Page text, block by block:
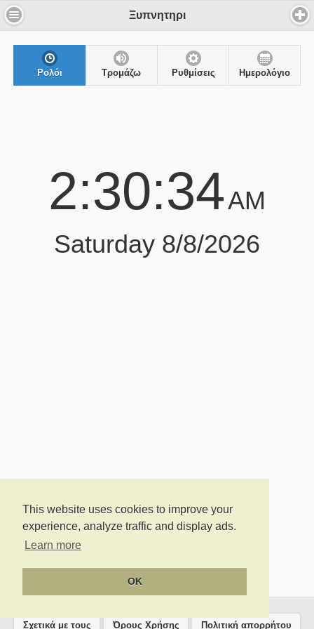
This website uses cookies to improve your
experience, analyze traffic and display ads.
Learn more
OK
Ξυπνητηρι
Ρολόι Τρομάζω Ρυθμίσεις Ημερολόγιο
2:30:34AM
Saturday 8/8/2026
Σχετικά με τους Όρους Χρήσης Πολιτική απορρήτου